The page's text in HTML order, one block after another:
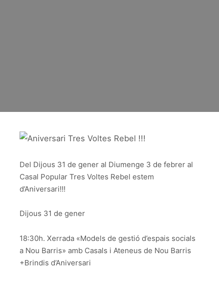
Del Dijous 31 de gener al Diumenge 3 de febrer al
Casal Popular Tres Voltes Rebel estem
d’Aniversari!!!
Dijous 31 de gener
18:30h. Xerrada «Models de gestió d’espais socials
a Nou Barris» amb Casals i Ateneus de Nou Barris
+Brindis d’Aniversari